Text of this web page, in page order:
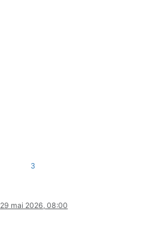
3
29 mai 2026, 08:00